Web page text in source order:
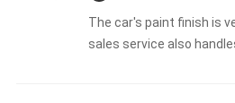
The car's paint finish is
sales service also